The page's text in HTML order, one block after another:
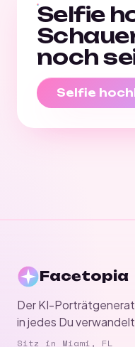
Selfie
noch
Selfie
Facetopia
Der KI-
in jedes Du
Sitz in Miami, FL